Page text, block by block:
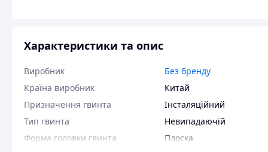
Характеристики та опис
Виробник
Без бренду
Країна виробник
Китай
Призначення гвинта
Інсталяційний
Тип гвинта
Невипадаючій
Форма головки гвинта
Плоска